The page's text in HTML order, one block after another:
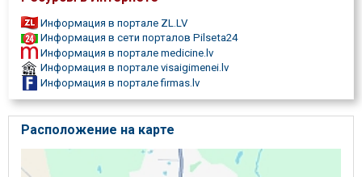
Информация в портале ZL.LV
Информация в сети порталов Pilseta24
Информация в портале medicine.lv
Информация в портале visaigimenei.lv
Информация в портале firmas.lv
Расположение на карте